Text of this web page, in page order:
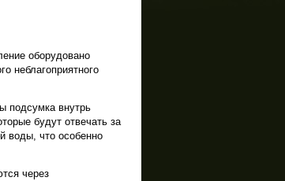
оборудовано
неблагоприятного
подсумка внутрь
будут отвечать за
воды, что особенно
через